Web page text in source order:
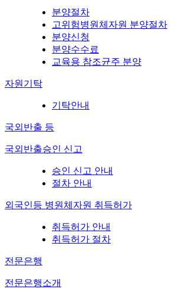
분양절차
고위험병원체자원 분양절차
분양신청
분양수수료
교육용 참조균주 분양
자원기탁
기탁안내
국외반출 등
국외반출승인 신고
승인 신고 안내
절차 안내
외국인등 병원체자원 취득허가
취득허가 안내
취득허가 절차
전문은행
전문은행소개